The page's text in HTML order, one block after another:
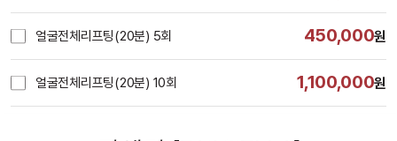
얼굴전체리프팅(20분) 5회 450,000원
얼굴전체리프팅(20분) 10회 1,100,000원